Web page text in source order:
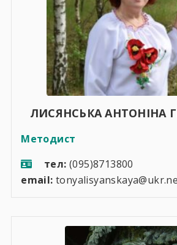
ЛИСЯНСЬКА АНТОНІНА
Методист
тел: (095)8713800
email: